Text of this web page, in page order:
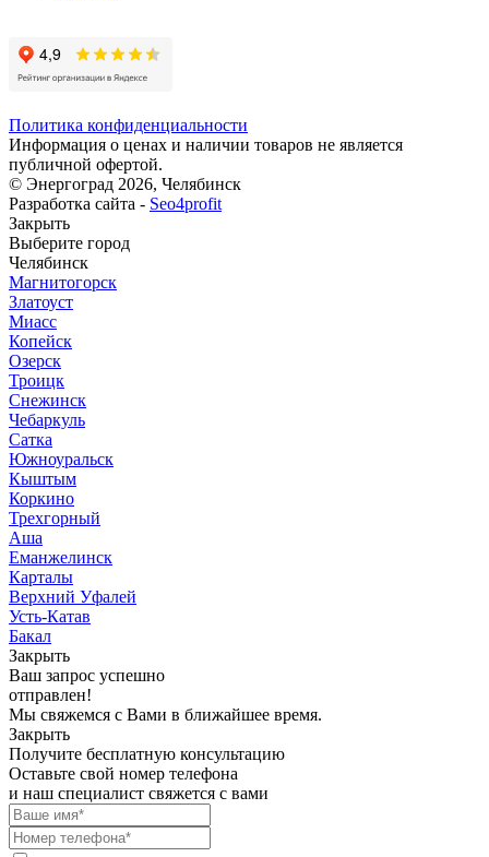
Политика конфиденциальности
Информация о ценах и наличии товаров не является
публичной офертой.
© Энергоград 2026, Челябинск
Разработка сайта - Seo4profit
Закрыть
Выберите город
Челябинск
Магнитогорск
Златоуст
Миасс
Копейск
Озерск
Троицк
Снежинск
Чебаркуль
Сатка
Южноуральск
Кыштым
Коркино
Трехгорный
Аша
Еманжелинск
Карталы
Верхний Уфалей
Усть-Катав
Бакал
Закрыть
Ваш запрос успешно
отправлен!
Мы свяжемся с Вами в ближайшее время.
Закрыть
Получите бесплатную консультацию
Оставьте свой номер телефона
и наш специалист свяжется с вами